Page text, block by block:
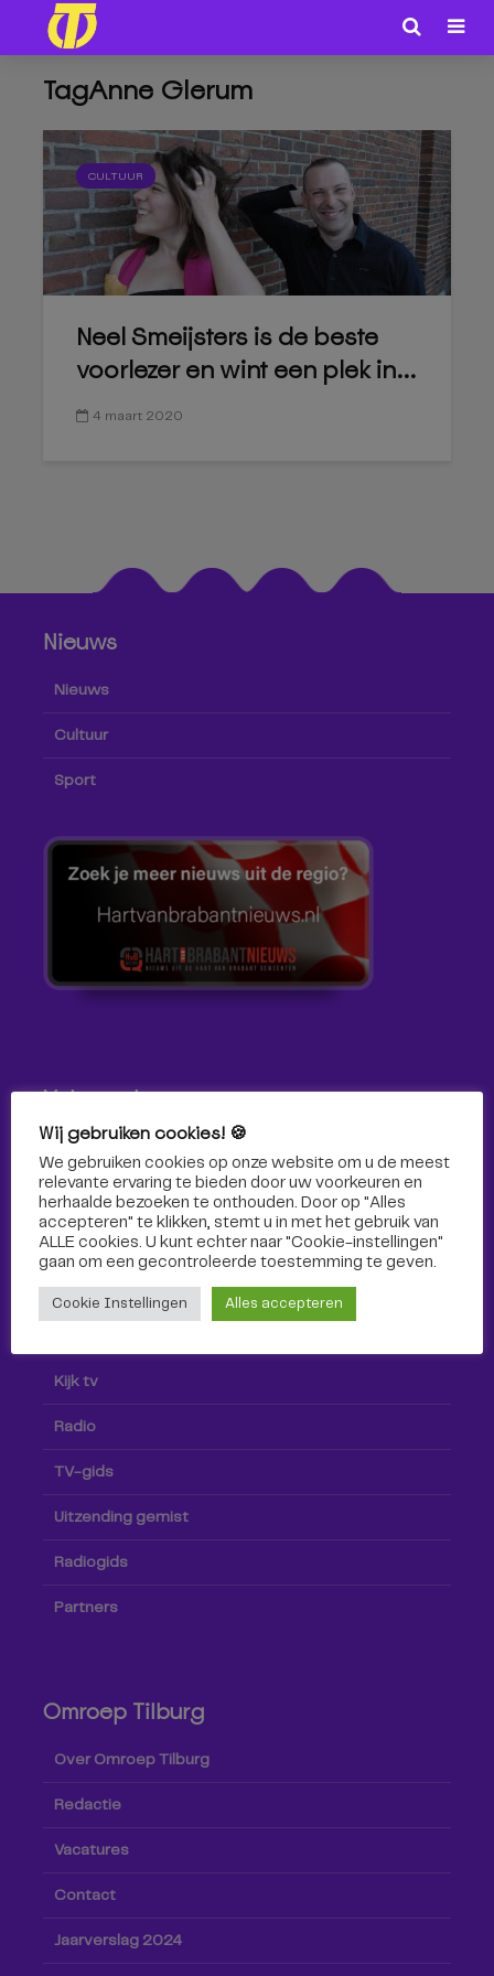
TagAnne Glerum
CULTUUR
Neel Smeijsters is de beste
voorlezer en wint een plek in...
4 maart 2020
Nieuws
Nieuws
Cultuur
Sport
Volg ons!
Volg Omroep Tilburg niet alleen hier, maar ook via social
media!
Kijk tv
Radio
TV-gids
Uitzending gemist
Radiogids
Partners
Omroep Tilburg
Over Omroep Tilburg
Redactie
Vacatures
Contact
Jaarverslag 2024
Wij gebruiken cookies! 🍪
We gebruiken cookies op onze website om u de meest
relevante ervaring te bieden door uw voorkeuren en
herhaalde bezoeken te onthouden. Door op "Alles
accepteren" te klikken, stemt u in met het gebruik van
ALLE cookies. U kunt echter naar "Cookie-instellingen"
gaan om een ​​gecontroleerde toestemming te geven.
Cookie Instellingen Alles accepteren